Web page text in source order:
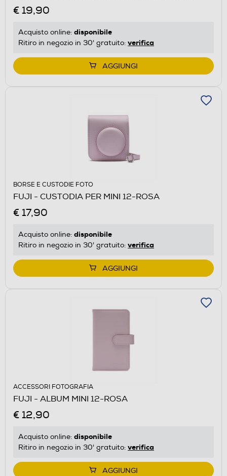
€ 19,90
Acquisto online: disponibile
Ritiro in negozio in 30' gratuito: verifica
AGGIUNGI
BORSE E CUSTODIE FOTO
FUJI - CUSTODIA PER MINI 12-ROSA
€ 17,90
Acquisto online: disponibile
Ritiro in negozio in 30' gratuito: verifica
AGGIUNGI
ACCESSORI FOTOGRAFIA
FUJI - ALBUM MINI 12-ROSA
€ 12,90
Acquisto online: disponibile
Ritiro in negozio in 30' gratuito: verifica
AGGIUNGI